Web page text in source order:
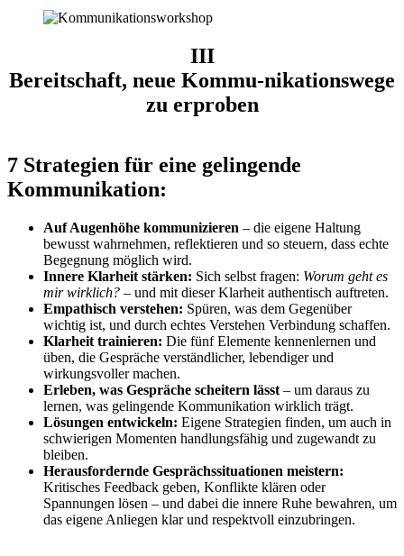
III
Bereitschaft, neue Kommu-nikationswege
zu erproben
7 Strategien für eine gelingende
Kommunikation:
Auf Augenhöhe kommunizieren – die eigene Haltung
bewusst wahrnehmen, reflektieren und so steuern, dass echte
Begegnung möglich wird.
Innere Klarheit stärken: Sich selbst fragen: Worum geht es
mir wirklich? – und mit dieser Klarheit authentisch auftreten.
Empathisch verstehen: Spüren, was dem Gegenüber
wichtig ist, und durch echtes Verstehen Verbindung schaffen.
Klarheit trainieren: Die fünf Elemente kennenlernen und
üben, die Gespräche verständlicher, lebendiger und
wirkungsvoller machen.
Erleben, was Gespräche scheitern lässt – um daraus zu
lernen, was gelingende Kommunikation wirklich trägt.
Lösungen entwickeln: Eigene Strategien finden, um auch in
schwierigen Momenten handlungsfähig und zugewandt zu
bleiben.
Herausfordernde Gesprächssituationen meistern:
Kritisches Feedback geben, Konflikte klären oder
Spannungen lösen – und dabei die innere Ruhe bewahren, um
das eigene Anliegen klar und respektvoll einzubringen.